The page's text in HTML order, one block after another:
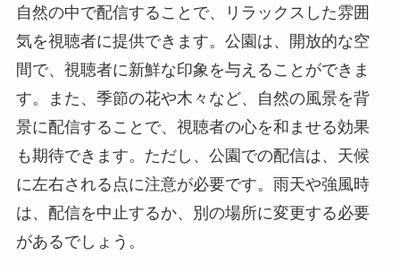
自然の中で配信することで、リラックスした雰囲
気を視聴者に提供できます。公園は、開放的な空
間で、視聴者に新鮮な印象を与えることができま
す。また、季節の花や木々など、自然の風景を背
景に配信することで、視聴者の心を和ませる効果
も期待できます。ただし、公園での配信は、天候
に左右される点に注意が必要です。雨天や強風時
は、配信を中止するか、別の場所に変更する必要
があるでしょう。